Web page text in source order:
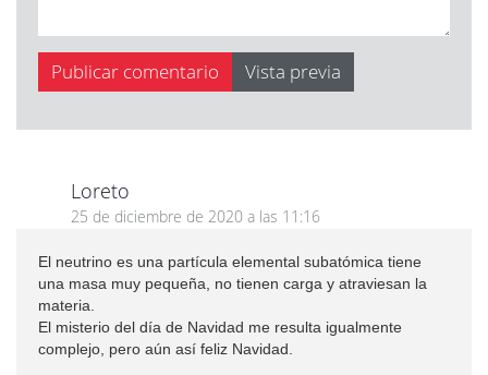
Loreto
25 de diciembre de 2020 a las 11:16
El neutrino es una partícula elemental subatómica tiene
una masa muy pequeña, no tienen carga y atraviesan la
materia.
El misterio del día de Navidad me resulta igualmente
complejo, pero aún así feliz Navidad.